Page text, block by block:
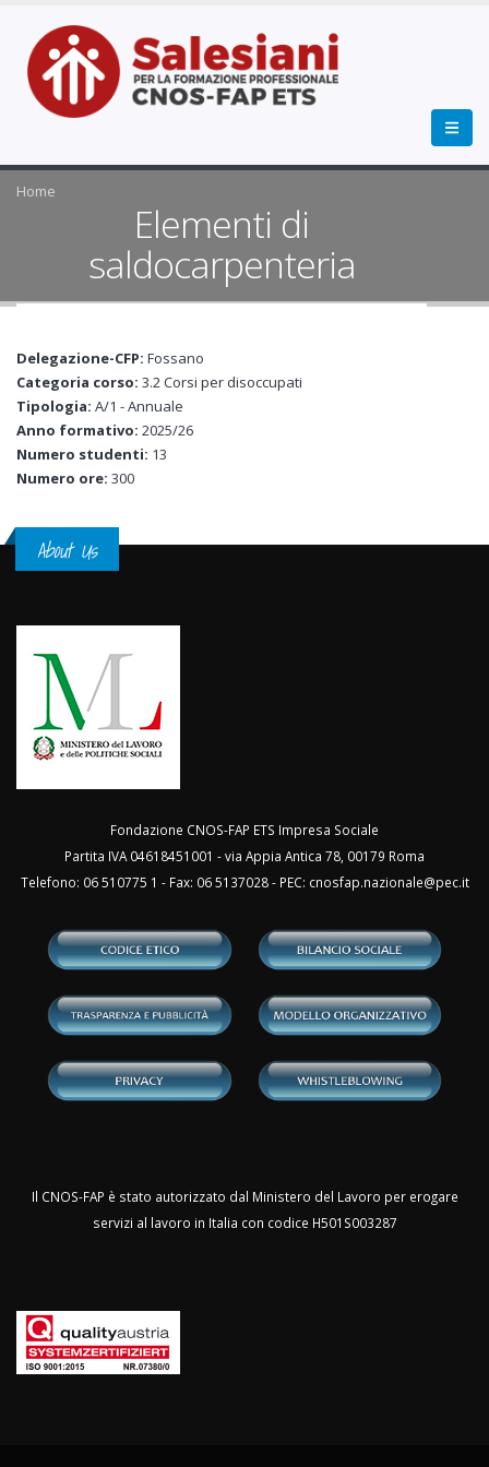
Home
Elementi di
saldocarpenteria
Delegazione-CFP: Fossano
Categoria corso: 3.2 Corsi per disoccupati
Tipologia: A/1 - Annuale
Anno formativo: 2025/26
Numero studenti: 13
Numero ore: 300
About Us
Fondazione CNOS-FAP ETS Impresa Sociale
Partita IVA 04618451001 - via Appia Antica 78, 00179 Roma
Telefono: 06 510775 1 - Fax: 06 5137028 - PEC: cnosfap.nazionale@pec.it
Il CNOS-FAP è stato autorizzato dal Ministero del Lavoro per erogare
servizi al lavoro in Italia con codice H501S003287